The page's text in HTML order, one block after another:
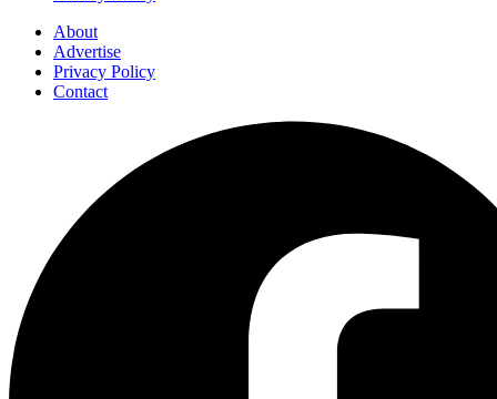
About
Advertise
Privacy Policy
Contact